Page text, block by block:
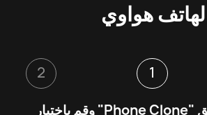
لهاتف هواوي
1
2